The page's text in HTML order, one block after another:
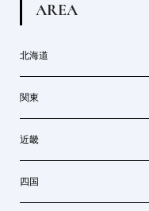
AREA
北海道
関東
近畿
四国